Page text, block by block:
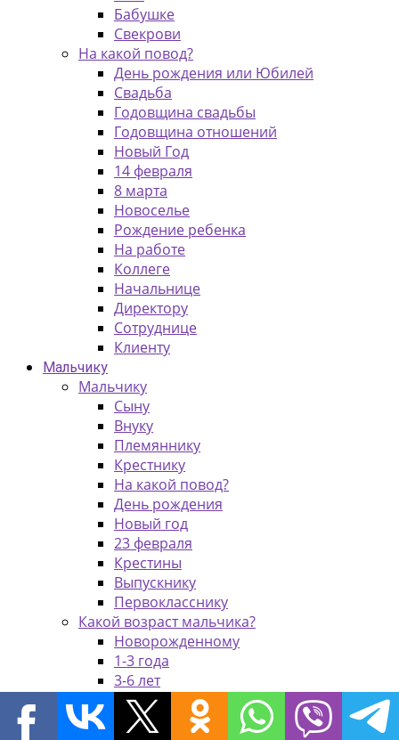
Бабушке
Свекрови
На какой повод?
День рождения или Юбилей
Свадьба
Годовщина свадьбы
Годовщина отношений
Новый Год
14 февраля
8 марта
Новоселье
Рождение ребенка
На работе
Коллеге
Начальнице
Директору
Сотруднице
Клиенту
Мальчику
Мальчику
Сыну
Внуку
Племяннику
Крестнику
На какой повод?
День рождения
Новый год
23 февраля
Крестины
Выпускнику
Первокласснику
Какой возраст мальчика?
Новорожденному
1-3 года
3-6 лет
6-9 лет
9-14 лет